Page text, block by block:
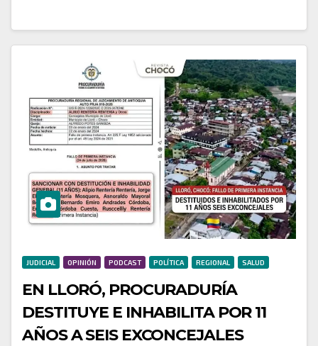
JUDICIAL OPINIÓN PODCAST POLÍTICA REGIONAL SALUD
EN LLORÓ, PROCURADURÍA
DESTITUYE E INHABILITA POR 11
AÑOS A SEIS EXCONCEJALES